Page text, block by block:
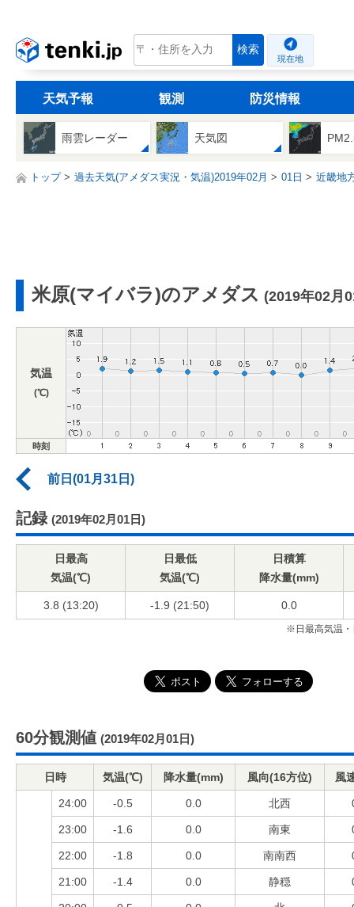
tenki.jp 検索
現在地
天気予報 観測 防災情報
雨雲レーダー 天気図
トップ 過去天気(アメダス実況・気温)2019年02月 01日 近畿地
米原(マイバラ)のアメダス (2019年02月
気温
(℃)
時刻
前日(01月31日)
記録 (2019年02月01日)
日最高
気温(℃)
日最低
気温(℃)
日積算
降水量(mm)
3.8 (13:20) -1.9 (21:50) 0.0
※日最高気温・
60分観測値 (2019年02月01日)
日時 気温(℃) 降水量(mm) 風向(16方位) 風
24:00 -0.5 0.0 北西
23:00 -1.6 0.0 南東
22:00 -1.8 0.0 南南西
21:00 -1.4 0.0 静穏